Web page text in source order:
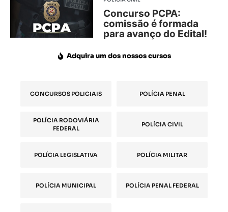
Concurso PCPA:
comissão é formada
para avanço do Edital!
Adquira um dos nossos cursos
CONCURSOS POLICIAIS POLÍCIA PENAL
POLÍCIA RODOVIÁRIA
FEDERAL
POLÍCIA CIVIL
POLÍCIA LEGISLATIVA POLÍCIA MILITAR
POLÍCIA MUNICIPAL POLÍCIA PENAL FEDERAL